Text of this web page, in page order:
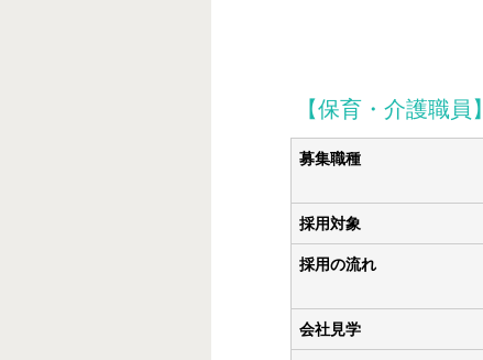
【保育・介護職員】
募集職種
採用対象
採用の流れ
会社見学